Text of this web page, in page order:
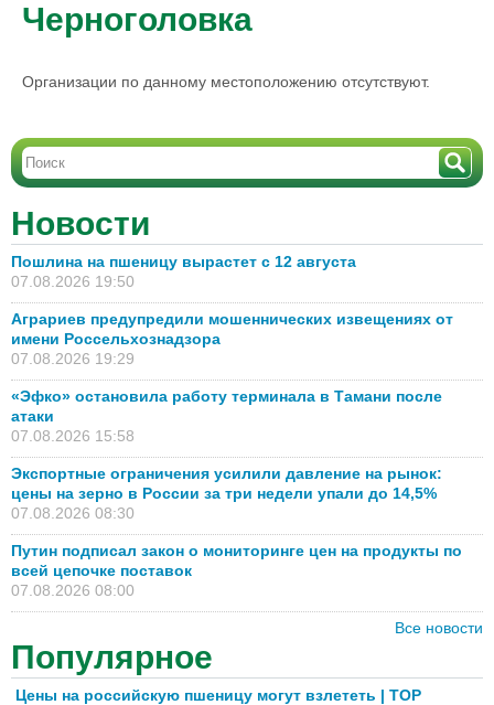
Черноголовка
Организации по данному местоположению отсутствуют.
Новости
Пошлина на пшеницу вырастет с 12 августа
07.08.2026 19:50
Аграриев предупредили мошеннических извещениях от
имени Россельхознадзора
07.08.2026 19:29
«Эфко» остановила работу терминала в Тамани после
атаки
07.08.2026 15:58
Экспортные ограничения усилили давление на рынок:
цены на зерно в России за три недели упали до 14,5%
07.08.2026 08:30
Путин подписал закон о мониторинге цен на продукты по
всей цепочке поставок
07.08.2026 08:00
Все новости
Популярное
Цены на российскую пшеницу могут взлететь | TOP